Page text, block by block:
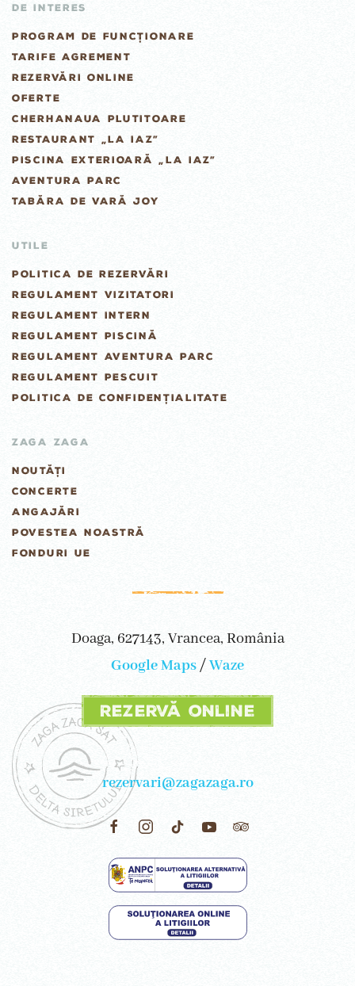
DE INTERES
PROGRAM DE FUNCȚIONARE
TARIFE AGREMENT
REZERVĂRI ONLINE
OFERTE
CHERHANAUA PLUTITOARE
RESTAURANT „LA IAZ”
PISCINA EXTERIOARĂ „LA IAZ”
AVENTURA PARC
TABĂRA DE VARĂ JOY
UTILE
POLITICA DE REZERVĂRI
REGULAMENT VIZITATORI
REGULAMENT INTERN
REGULAMENT PISCINĂ
REGULAMENT AVENTURA PARC
REGULAMENT PESCUIT
POLITICA DE CONFIDENȚIALITATE
ZAGA ZAGA
NOUTĂȚI
CONCERTE
ANGAJĂRI
POVESTEA NOASTRĂ
FONDURI UE
Doaga, 627143, Vrancea, România
Google Maps/Waze
Rezervă online
rezervari@zagazaga.ro